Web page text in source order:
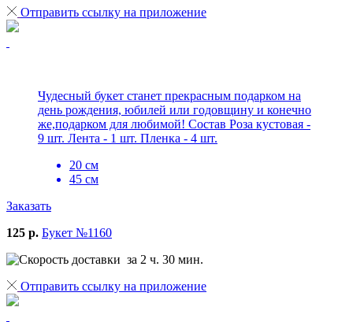
Отправить ссылку на приложение
Чудесный букет станет прекрасным подарком на
день рождения, юбилей или годовщину и конечно
же,подарком для любимой! Состав Роза кустовая -
9 шт. Лента - 1 шт. Пленка - 4 шт.
20 см
45 см
Заказать
125 р. Букет №1160
за 2 ч. 30 мин.
Отправить ссылку на приложение